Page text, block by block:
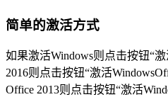
简单的激活方式
如果激活Windows则点击按钮“
2016则点击按钮“激活
Office 2013则点击按钮“激活